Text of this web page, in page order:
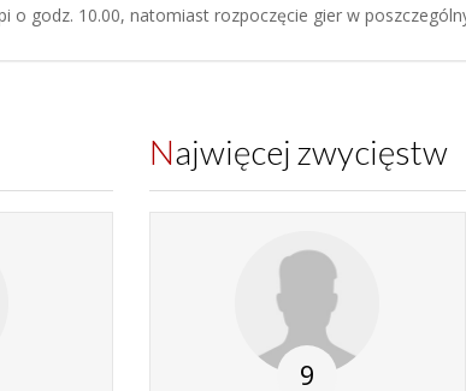
o godz. 10.00, natomiast rozpoczęcie gier w
Najwięcej zwycięstw
9